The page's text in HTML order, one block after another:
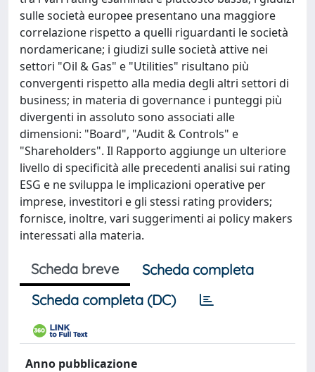
sulle società europee presentano una maggiore
correlazione rispetto a quelli riguardanti le società
nordamericane; i giudizi sulle società attive nei
settori "Oil & Gas" e "Utilities" risultano più
convergenti rispetto alla media degli altri settori di
business; in materia di governance i punteggi più
divergenti in assoluto sono associati alle
dimensioni: "Board", "Audit & Controls" e
"Shareholders". Il Rapporto aggiunge un ulteriore
livello di specificità alle precedenti analisi sui rating
ESG e ne sviluppa le implicazioni operative per
imprese, investitori e gli stessi rating providers;
fornisce, inoltre, vari suggerimenti ai policy makers
interessati alla materia.
Scheda breve
Scheda completa
Scheda completa (DC)
Anno pubblicazione